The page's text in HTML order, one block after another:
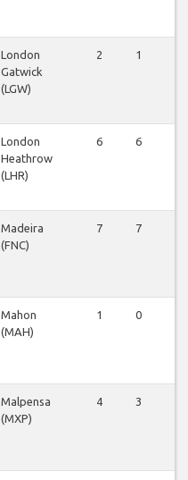
London
Gatwick
(LGW)
2 1
London
Heathrow
(LHR)
6 6
Madeira
(FNC)
7 7
Mahon
(MAH)
1 0
Malpensa
(MXP)
4 3